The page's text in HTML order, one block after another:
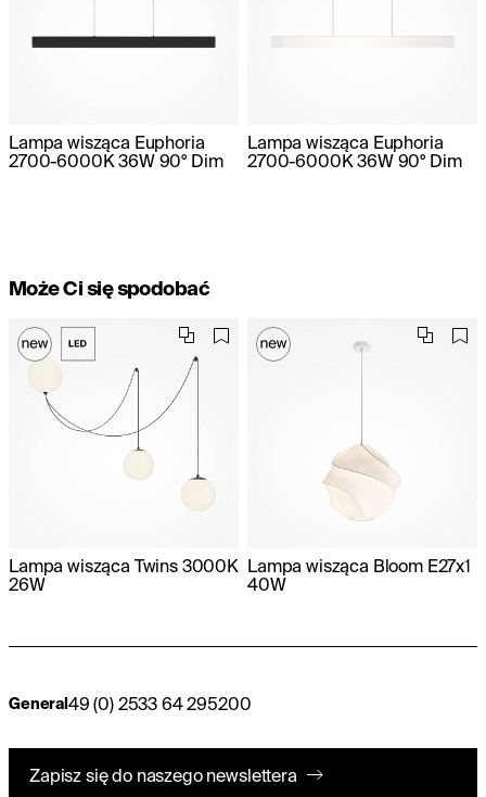
Lampa wisząca Euphoria
2700-6000K 36W 90° Dim
Lampa wisząca Euphoria
2700-6000K 36W 90° Dim
Może Ci się spodobać
Lampa wisząca Twins 3000K
26W
Lampa wisząca Bloom E27x1
40W
General 49 (0) 2533 64 295200
Zapisz się do naszego newslettera